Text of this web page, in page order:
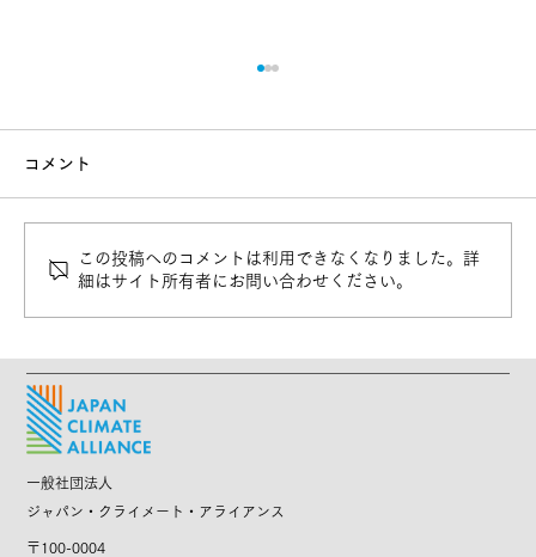
【募集終了】CLPリーガル人材に向けた
オンライン説明会を実施します！
コメント
この投稿へのコメントは利用できなくなりました。詳
細はサイト所有者にお問い合わせください。
一般社団法人
ジャパン・クライメート・アライアンス
〒100-0004